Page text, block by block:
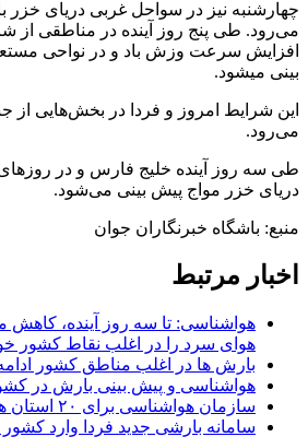
چهارشنبه نیز در سواحل غربی دریای خزر
می‌رود. طی پنج روز آینده در مناطقی
افزایش سرعت وزش باد و در نواحی
بینی میشود.
این شرایط امروز و فردا در بخش‌هایی از
می‌رود.
طی سه روز آینده خلیج فارس و در
دریای خزر مواج پیش بینی می‌شود.
منبع: باشگاه خبرنگاران جوان
اخبار مرتبط
هواشناسی: تا سه روز آینده،
هوای سرد را در اغلب نقاط کشور
بارش ها در اغلب مناطق کشور
هواشناسی و پیش بینی بارش در کشور (۲۹
سازمان هواشناسی برای ۲۰ استان هشدار نارنجی صادر کرد
سامانه بارشی جدید فردا وارد